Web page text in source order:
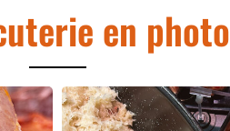
en photo